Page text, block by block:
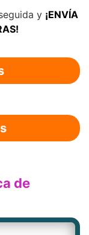
y ¡ENVÍA
de